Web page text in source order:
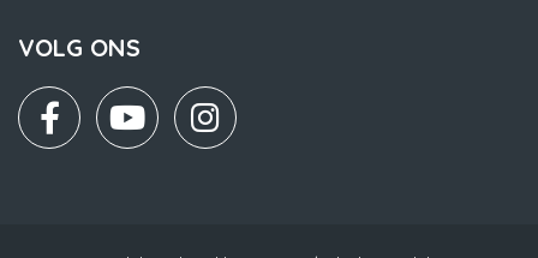
VOLG ONS